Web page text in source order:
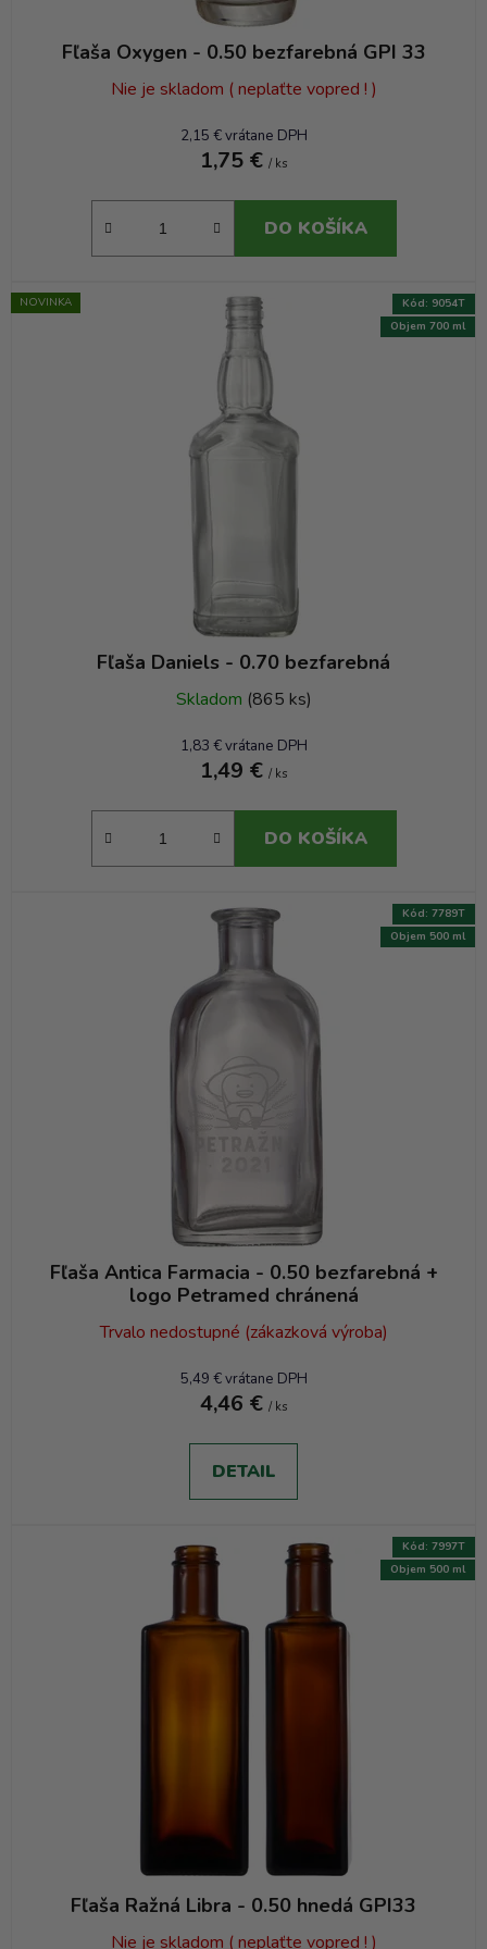
Fľaša Oxygen - 0.50 bezfarebná GPI 33
Nie je skladom ( neplaťte vopred ! )
2,15 € vrátane DPH
1,75 € / ks
DO KOŠÍKA
NOVINKA
Fľaša Daniels - 0.70 bezfarebná
Skladom (865 ks)
1,83 € vrátane DPH
1,49 € / ks
DO KOŠÍKA
Objem 700 ml
Kód: 9054T
Fľaša Antica Farmacia - 0.50 bezfarebná +
logo Petramed chránená
Trvalo nedostupné (zákazková výroba)
5,49 € vrátane DPH
4,46 € / ks
DETAIL
Objem 500 ml
Kód: 7789T
Fľaša Ražná Libra - 0.50 hnedá GPI33
Nie je skladom ( neplaťte vopred ! )
Objem 500 ml
Kód: 7997T